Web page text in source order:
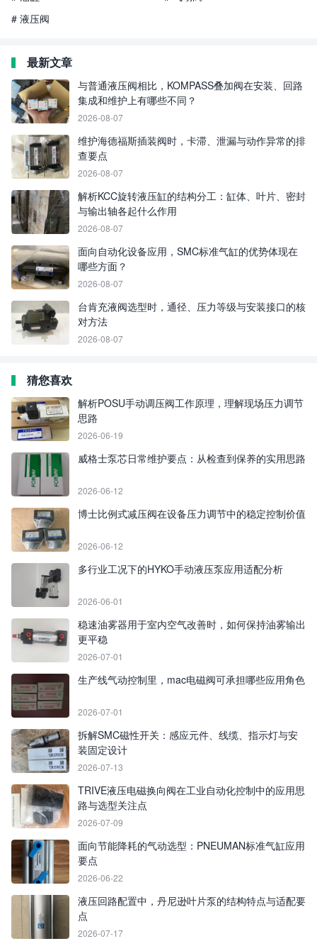
# 液压阀
最新文章
与普通液压阀相比，KOMPASS叠加阀在安装、回路
集成和维护上有哪些不同？
2026-08-07
维护海德福斯插装阀时，卡滞、泄漏与动作异常的排
查要点
2026-08-07
解析KCC旋转液压缸的结构分工：缸体、叶片、密封
与输出轴各起什么作用
2026-08-07
面向自动化设备应用，SMC标准气缸的优势体现在
哪些方面？
2026-08-07
台肯充液阀选型时，通径、压力等级与安装接口的核
对方法
2026-08-07
猜您喜欢
解析POSU手动调压阀工作原理，理解现场压力调节
思路
2026-06-19
威格士泵芯日常维护要点：从检查到保养的实用思路
2026-06-12
博士比例式减压阀在设备压力调节中的稳定控制价值
2026-06-12
多行业工况下的HYKO手动液压泵应用适配分析
2026-06-01
稳速油雾器用于室内空气改善时，如何保持油雾输出
更平稳
2026-07-01
生产线气动控制里，mac电磁阀可承担哪些应用角色
2026-07-01
拆解SMC磁性开关：感应元件、线缆、指示灯与安
装固定设计
2026-07-13
TRIVE液压电磁换向阀在工业自动化控制中的应用思
路与选型关注点
2026-07-09
面向节能降耗的气动选型：PNEUMAN标准气缸应用
要点
2026-06-22
液压回路配置中，丹尼逊叶片泵的结构特点与适配要
点
2026-07-17